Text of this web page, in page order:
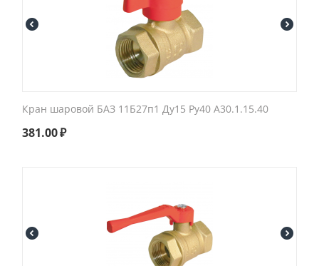
Кран шаровой БАЗ 11Б27п1 Ду15 Ру40 А30.1.15.40
381.00₽